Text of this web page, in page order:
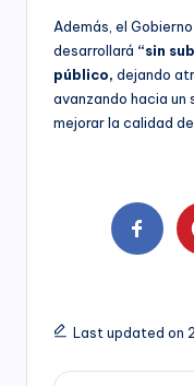
Además, el
desarrollará “sin
público, dejando
avanzando hacia
mejorar la calidad
Last updated on